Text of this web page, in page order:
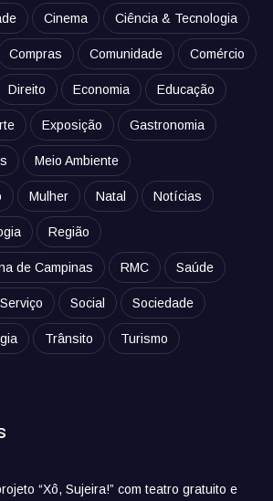
Cinema Ciência & Tecnologia
Compras Comunidade Comércio
Direito Economia Educação
Exposição Gastronomia
Meio Ambiente
Mulher Natal Notícias
Região
de Campinas RMC Saúde
Serviço Social Sociedade
Trânsito Turismo
“Xô, Sujeira!” com teatro gratuito e